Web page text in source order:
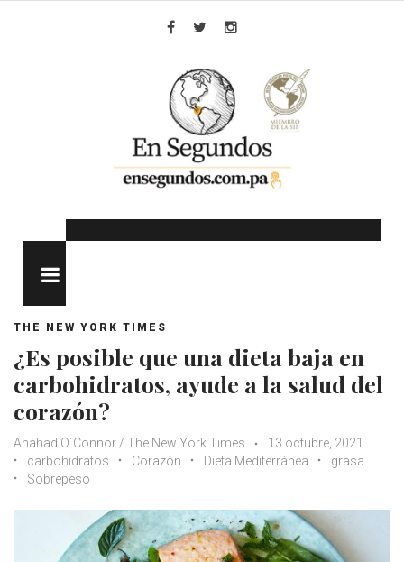
THE NEW YORK TIMES
¿Es posible que una dieta baja en
carbohidratos, ayude a la salud del
corazón?
Anahad O´Connor / The New York Times
13 octubre, 2021
carbohidratos
Corazón Dieta Mediterránea
grasa
Sobrepeso